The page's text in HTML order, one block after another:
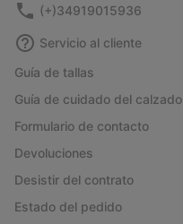
(+)34919015936
Servicio al cliente
Guía de tallas
Guía de cuidado del calzado
Formulario de contacto
Devoluciones
Desistir del contrato
Estado del pedido